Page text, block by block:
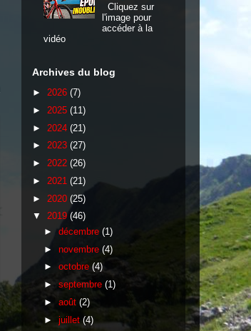
Cliquez sur
l'image pour
accéder à la
vidéo
Archives du blog
► 2026 (7)
► 2025 (11)
► 2024 (21)
► 2023 (27)
► 2022 (26)
► 2021 (21)
► 2020 (25)
▼ 2019 (46)
► décembre (1)
► novembre (4)
► octobre (4)
► septembre (1)
► août (2)
► juillet (4)